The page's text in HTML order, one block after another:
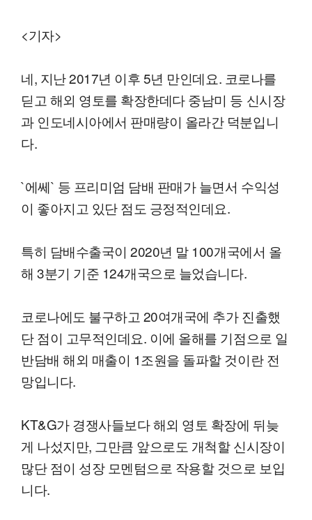
<기자>
네, 지난 2017년 이후 5년 만인데요. 코로나를
딛고 해외 영토를 확장한데다 중남미 등 신시장
과 인도네시아에서 판매량이 올라간 덕분입니
다.
`에쎄` 등 프리미엄 담배 판매가 늘면서 수익성
이 좋아지고 있단 점도 긍정적인데요.
특히 담배수출국이 2020년 말 100개국에서 올
해 3분기 기준 124개국으로 늘었습니다.
코로나에도 불구하고 20여개국에 추가 진출했
단 점이 고무적인데요. 이에 올해를 기점으로 일
반담배 해외 매출이 1조원을 돌파할 것이란 전
망입니다.
KT&G가 경쟁사들보다 해외 영토 확장에 뒤늦
게 나섰지만, 그만큼 앞으로도 개척할 신시장이
많단 점이 성장 모멘텀으로 작용할 것으로 보입
니다.